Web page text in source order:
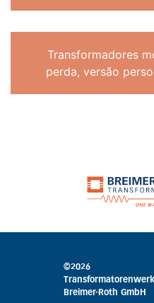
Transformadores
perda, versão
©2026
Transformatorenwerk
Breimer-Roth GmbH